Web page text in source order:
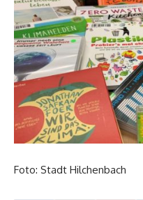
Foto: Stadt Hilchenbach